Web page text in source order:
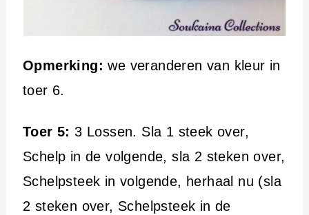
Opmerking: we veranderen van kleur in
toer 6.
Toer 5: 3 Lossen. Sla 1 steek over,
Schelp in de volgende, sla 2 steken over,
Schelpsteek in volgende, herhaal nu (sla
2 steken over, Schelpsteek in de